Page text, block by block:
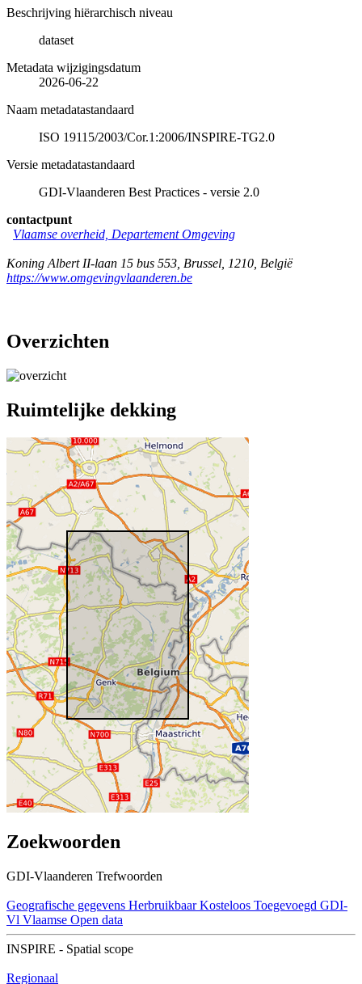
Beschrijving hiërarchisch niveau
dataset
Metadata wijzigingsdatum
2026-06-22
Naam metadatastandaard
ISO 19115/2003/Cor.1:2006/INSPIRE-TG2.0
Versie metadatastandaard
GDI-Vlaanderen Best Practices - versie 2.0
contactpunt
Vlaamse overheid, Departement Omgeving
Koning Albert II-laan 15 bus 553 Brussel 1210 België
https://www.omgevingvlaanderen.be
Overzichten
Ruimtelijke dekking
Zoekwoorden
GDI-Vlaanderen Trefwoorden
Geografische gegevens Herbruikbaar Kosteloos Toegevoegd GDI-
Vl Vlaamse Open data
INSPIRE - Spatial scope
Regionaal